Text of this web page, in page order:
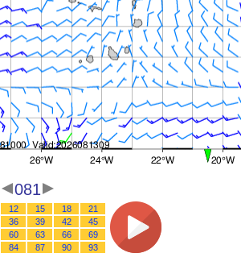
081
12 15 18
21
36 39 42
45
60 63 66
69
84 87 90 93